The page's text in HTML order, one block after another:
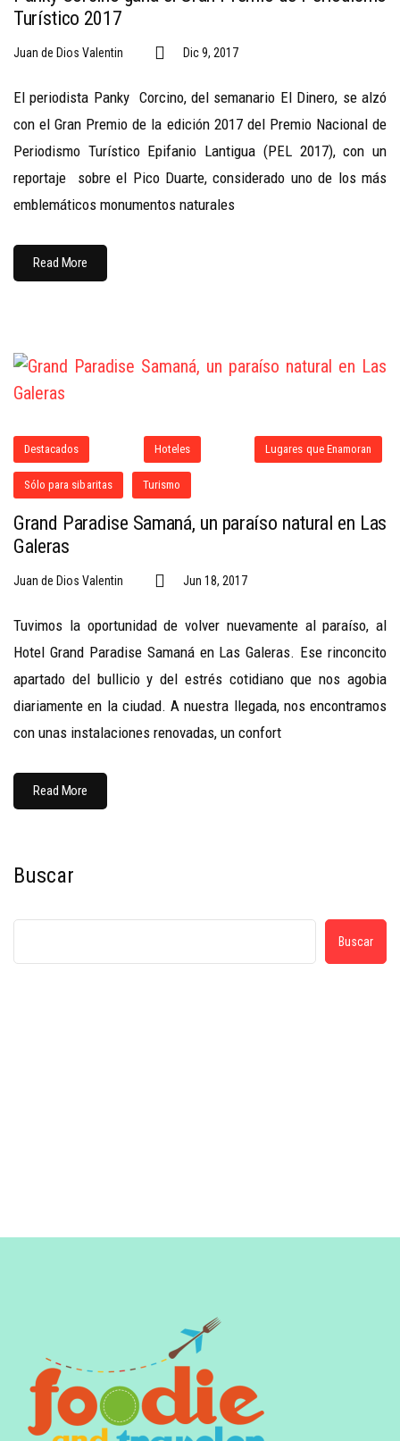
Turístico 2017
Juan de Dios Valentin Dic 9, 2017
El periodista Panky Corcino, del semanario El Dinero, se alzó
con el Gran Premio de la edición 2017 del Premio Nacional de
Periodismo Turístico Epifanio Lantigua (PEL 2017), con un
reportaje sobre el Pico Duarte, considerado uno de los más
emblemáticos monumentos naturales
Read More
Destacados Hoteles Lugares que Enamoran
Sólo para sibaritas Turismo
Grand Paradise Samaná, un paraíso natural en Las
Galeras
Juan de Dios Valentin Jun 18, 2017
Tuvimos la oportunidad de volver nuevamente al paraíso, al
Hotel Grand Paradise Samaná en Las Galeras. Ese rinconcito
apartado del bullicio y del estrés cotidiano que nos agobia
diariamente en la ciudad. A nuestra llegada, nos encontramos
con unas instalaciones renovadas, un confort
Read More
Buscar
Buscar